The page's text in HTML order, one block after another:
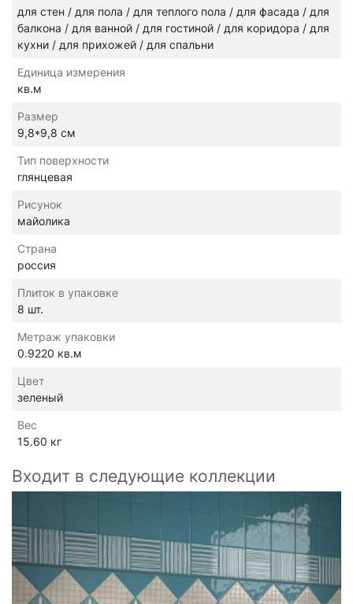
для стен / для пола / для теплого пола / для фасада / для
балкона / для ванной / для гостиной / для коридора / для
кухни / для прихожей / для спальни
Единица измерения
кв.м
Размер
9,8*9,8 см
Тип поверхности
глянцевая
Рисунок
майолика
Страна
россия
Плиток в упаковке
8 шт.
Метраж упаковки
0.9220 кв.м
Цвет
зеленый
Вес
15.60 кг
Входит в следующие коллекции